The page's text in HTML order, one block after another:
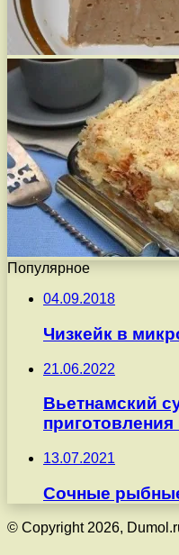
Популярное
04.09.2018
Чизкейк в
21.06.2022
Вьетнамский
13.07.2021
Сочные
© Copyright 2026,